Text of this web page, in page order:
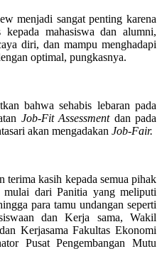
menjadi sangat penting karena
kepada mahasiswa dan alumni,
diri, dan mampu menghadapi
optimal, pungkasnya.
bahwa sehabis lebaran pada
Job-Fit Assessment dan pada
akan mengadakan Job-Fair.
terima kasih kepada semua pihak
dari Panitia yang meliputi
para tamu undangan seperti
dan Kerja sama, Wakil
Kerjasama Fakultas Ekonomi
Pusat Pengembangan Mutu